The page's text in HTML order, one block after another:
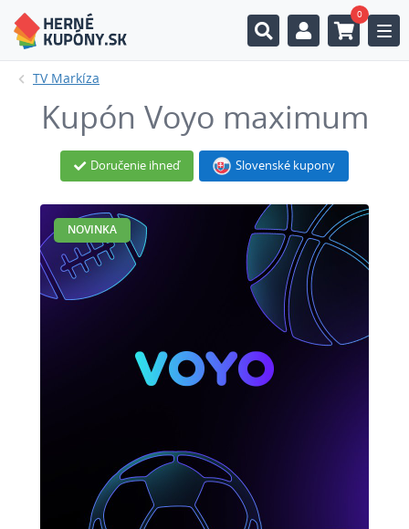
0
TV Markíza
Kupón Voyo maximum
Doručenie ihneď Slovenské kupony
NOVINKA